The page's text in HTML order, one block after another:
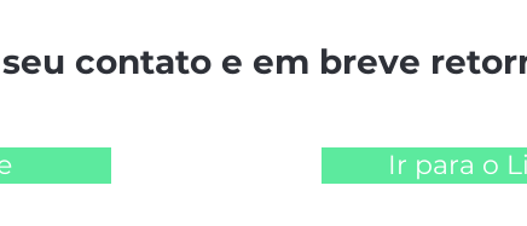
contato e em breve
Ir para o